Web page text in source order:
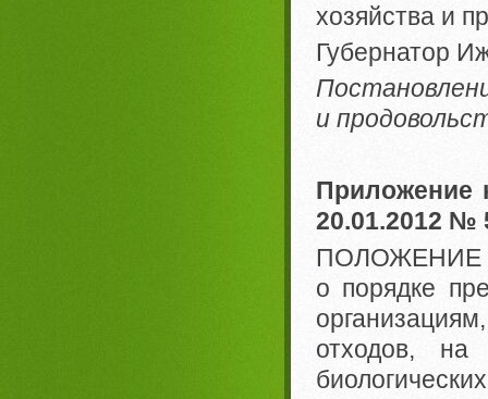
хозяйства и
Губернатор
и
Приложение
20.01.2012 №
ПОЛОЖЕНИЕ
о порядке
отходов,